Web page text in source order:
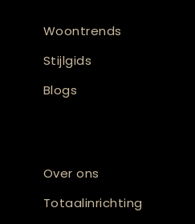
Woontrends
Stijlgids
Blogs
Over ons
Totaalinrichting